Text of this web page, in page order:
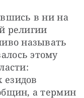
в ни на
религии
называть
этому
езидов
а термин